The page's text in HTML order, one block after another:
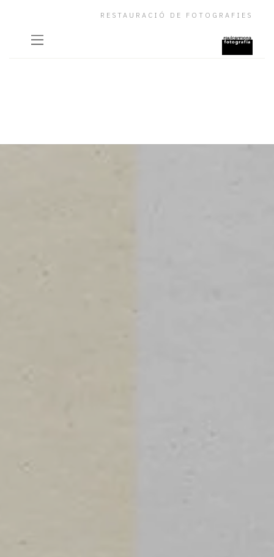
RESTAURACIÓ DE FOTOGRAFIES